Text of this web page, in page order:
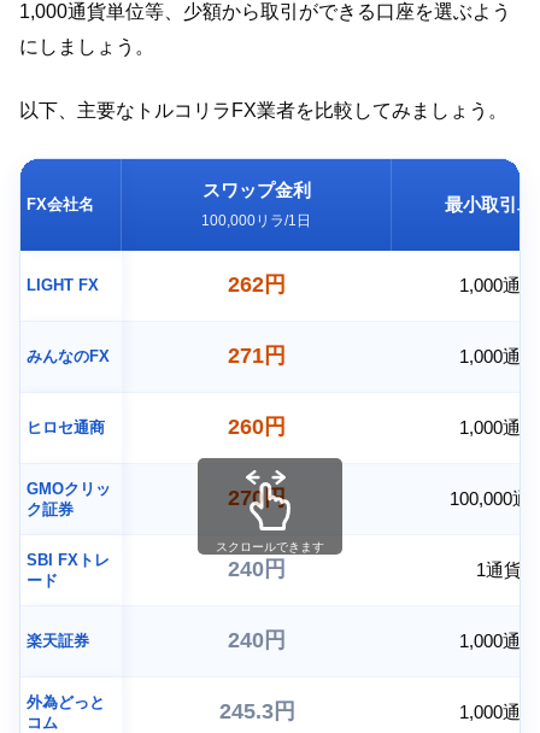
1,000通貨単位等、少額から取引ができる口座を選ぶよう
にしましょう。
以下、主要なトルコリラFX業者を比較してみましょう。
FX会社名
スワップ金利
100,000リラ/1日
最小取引単
LIGHT FX 262円 1,000通貨
みんなのFX 271円 1,000通貨
ヒロセ通商 260円 1,000通貨
GMOクリッ
ク証券
270円 100,000通
SBI FXトレ
ード
240円 1通貨
楽天証券 240円 1,000通貨
外為どっと
コム
245.3円 1,000通貨
スクロールできます